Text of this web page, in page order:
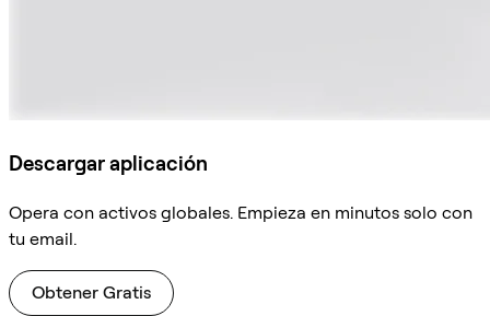
Descargar aplicación
Opera con activos globales. Empieza en minutos solo con
tu email.
Obtener Gratis